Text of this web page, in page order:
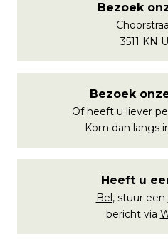
Bezoek
3511 KN
Bezoek
Of heeft u liever
Kom dan langs
Heeft u
Bel, stuur een
bericht via